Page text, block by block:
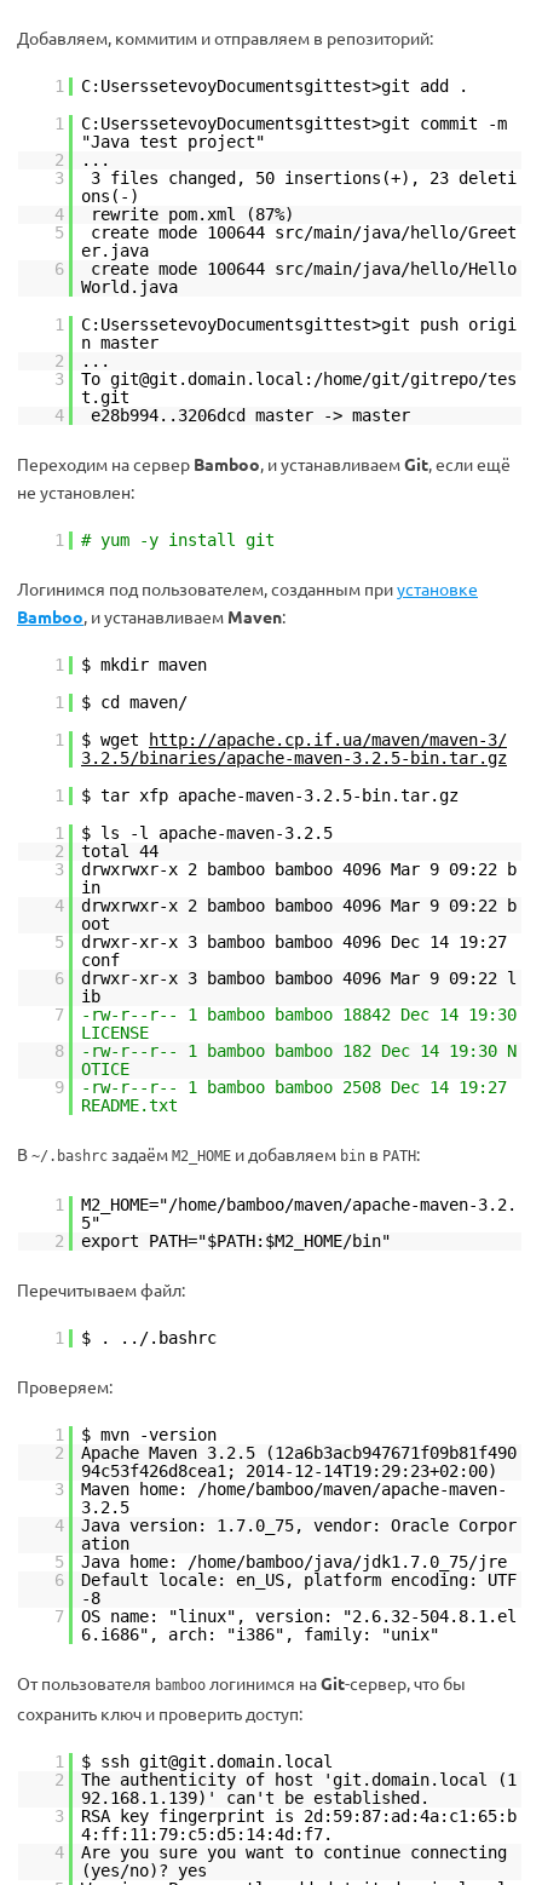
Добавляем, коммитим и отправляем в репозиторий:
1
C:UserssetevoyDocumentsgittest>git add .
1
C:UserssetevoyDocumentsgittest>git commit -m
"Java test project"
2
...
3
3 files changed, 50 insertions(+), 23 deleti
ons(-)
4
rewrite pom.xml (87%)
5
create mode 100644 src/main/java/hello/Greet
er.java
6
create mode 100644 src/main/java/hello/Hello
World.java
1
C:UserssetevoyDocumentsgittest>git push origi
n master
2
...
3
To git@git.domain.local:/home/git/gitrepo/tes
t.git
4
e28b994..3206dcd master -> master
Переходим на сервер Bamboo, и устанавливаемGit, если ещё
не установлен:
1 # yum -y install git
Логинимся под пользователем, созданным приустановке
Bamboo, и устанавливаем Maven:
1
$ mkdir maven
1
$ cd maven/
1
$ wget
http://apache.cp.if.ua/maven/maven-3/
3.2.5/binaries/apache-maven-3.2.5-bin.tar.gz
1
$ tar xfp apache-maven-3.2.5-bin.tar.gz
1
$ ls -l apache-maven-3.2.5
2
total 44
3
drwxrwxr-x 2 bamboo bamboo 4096 Mar 9 09:22 b
in
4
drwxrwxr-x 2 bamboo bamboo 4096 Mar 9 09:22 b
oot
5
drwxr-xr-x 3 bamboo bamboo 4096 Dec 14 19:27
conf
6
drwxr-xr-x 3 bamboo bamboo 4096 Mar 9 09:22 l
ib
7
-rw-r--r-- 1 bamboo bamboo 18842 Dec 14 19:30
LICENSE
8
-rw-r--r-- 1 bamboo bamboo 182 Dec 14 19:30 N
OTICE
9
-rw-r--r-- 1 bamboo bamboo 2508 Dec 14 19:27
README.txt
В ~/.bashrc задаём M2_HOME и добавляем bin в PATH:
1
M2_HOME="/home/bamboo/maven/apache-maven-3.2.
5"
2
export PATH="$PATH:$M2_HOME/bin"
Перечитываем файл:
1 $ . ../.bashrc
Проверяем:
1
$ mvn -version
2
Apache Maven 3.2.5 (12a6b3acb947671f09b81f490
94c53f426d8cea1; 2014-12-14T19:29:23+02:00)
3
Maven home: /home/bamboo/maven/apache-maven-
3.2.5
4
Java version: 1.7.0_75, vendor: Oracle Corpor
ation
5
Java home: /home/bamboo/java/jdk1.7.0_75/jre
6
Default locale: en_US, platform encoding: UTF
-8
7
OS name: "linux", version: "2.6.32-504.8.1.el
6.i686", arch: "i386", family: "unix"
От пользователя bamboo логинимся наGit-сервер, что бы
сохранить ключ и проверить доступ:
1
$ ssh git@git.domain.local
2
The authenticity of host 'git.domain.local (1
92.168.1.139)' can't be established.
3
RSA key fingerprint is 2d:59:87:ad:4a:c1:65:b
4:ff:11:79:c5:d5:14:4d:f7.
4
Are you sure you want to continue connecting
(yes/no)? yes